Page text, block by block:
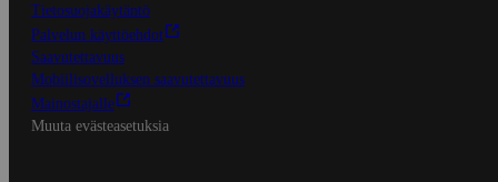
Tietosuojakäytäntö
Palvelun käyttöehdot
Saavutettavuus
Mobiilisovelluksen saavutettavuus
Mainostajalle
Muuta evästeasetuksia